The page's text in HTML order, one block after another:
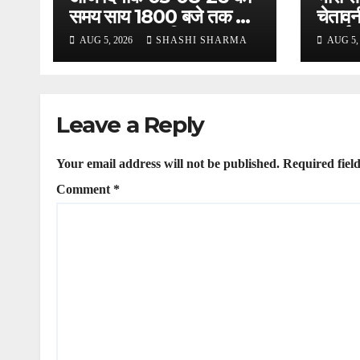
समय साय 1800 बजे तक 37
लाख 30 हजार शिव भक्त जल
लेकर अपने गंतव्य को प्रस्थान
AUG 5, 2026 SHASHI SHARMA
अलर्ट,
अलर्ट
AUG 5,
Leave a Reply
Your email address will not be published. Required
Comment *